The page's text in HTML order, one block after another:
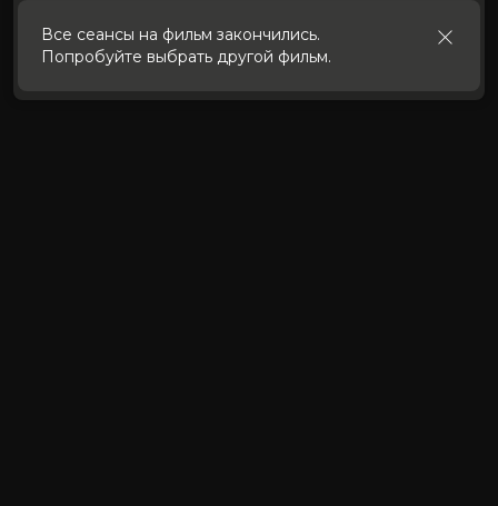
Все сеансы на фильм закончились.
Попробуйте выбрать другой фильм.
Принять